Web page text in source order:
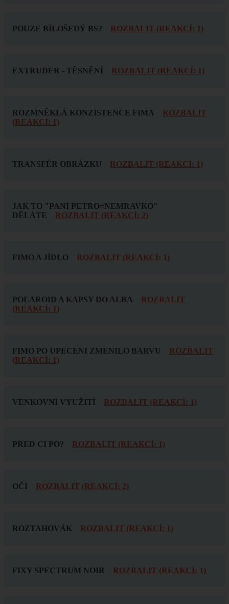
POUZE BÍLOŠEDÝ BS? ROZBALIT (REAKCÍ: 1)
EXTRUDER - TĚSNĚNÍ ROZBALIT (REAKCÍ: 1)
ROZMNĚKLÁ KONZISTENCE FIMA
ROZBALIT
(REAKCÍ: 1)
TRANSFÉR OBRÁZKU ROZBALIT (REAKCÍ: 1)
JAK TO "PANÍ PETRO=NEMRAVKO"
DĚLÁTE
ROZBALIT (REAKCÍ: 2)
FIMO A JÍDLO ROZBALIT (REAKCÍ: 1)
POLAROID A KAPSY DO ALBA
ROZBALIT
(REAKCÍ: 1)
FIMO PO UPECENI ZMENILO BARVU
ROZBALIT
(REAKCÍ: 1)
VENKOVNÍ VYUŽITÍ ROZBALIT (REAKCÍ: 1)
PRED CI PO? ROZBALIT (REAKCÍ: 1)
OČI ROZBALIT (REAKCÍ: 2)
ROZTAHOVÁK ROZBALIT (REAKCÍ: 1)
FIXY SPECTRUM NOIR ROZBALIT (REAKCÍ: 1)